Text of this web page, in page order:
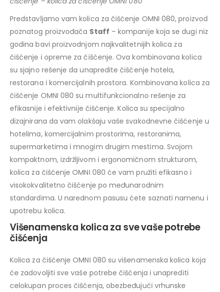
Predstavljamo vam kolica za čišćenje OMNI 080, proizvod
poznatog proizvođača Staff – kompanije koja se dugi niz
godina bavi proizvodnjom najkvalitetnijih kolica za
čišćenje i opreme za čišćenje. Ova kombinovana kolica
su sjajno rešenje da unapredite čišćenje hotela,
restorana i komercijalnih prostora. Kombinovana kolica za
čišćenje OMNI 080 su multifunkcionalno rešenje za
efikasnije i efektivnije čišćenje. Kolica su specijalno
dizajnirana da vam olakšaju vaše svakodnevne čišćenje u
hotelima, komercijalnim prostorima, restoranima,
supermarketima i mnogim drugim mestima. Svojom
kompaktnom, izdržljivom i ergonomičnom strukturom,
kolica za čišćenje OMNI 080 će vam pružiti efikasno i
visokokvalitetno čišćenje po međunarodnim
standardima. U narednom pasusu ćete saznati namenu i
upotrebu kolica.
Višenamenska kolica za sve vaše potrebe
čišćenja
Kolica za čišćenje OMNI 080 su višenamenska kolica koja
će zadovoljiti sve vaše potrebe čišćenja i unaprediti
celokupan proces čišćenja, obezbeđujući vrhunske